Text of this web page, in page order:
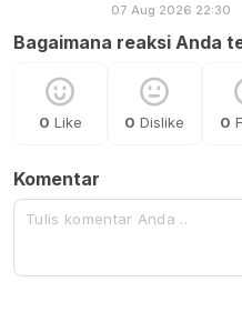
07 Aug 2026 22:30
Bagaimana reaksi Anda
0 Like 0 Dislike 0
Komentar